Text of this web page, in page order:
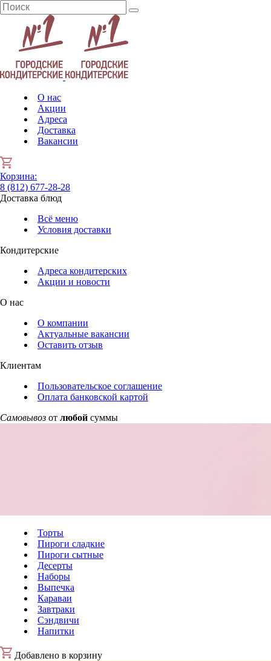
О нас
Акции
Адреса
Доставка
Вакансии
Корзина:
8 (812) 677-28-28
Доставка блюд
Всё меню
Условия доставки
Кондитерские
Адреса кондитерских
Акции и новости
О нас
О компании
Актуальные вакансии
Оставить отзыв
Клиентам
Пользовательское соглашение
Оплата банковской картой
Самовывоз от любой суммы
Торты
Пироги сладкие
Пироги сытные
Десерты
Наборы
Выпечка
Караваи
Завтраки
Сэндвичи
Напитки
Добавлено в корзину